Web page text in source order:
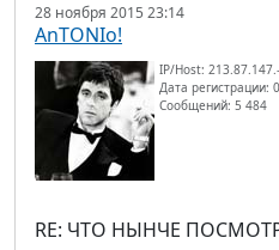
28 ноября 2015 23:14
AnTONIo!
IP/Host:
Дата регистрации:
Сообщений: 5 484
RE: ЧТО НЫНЧЕ